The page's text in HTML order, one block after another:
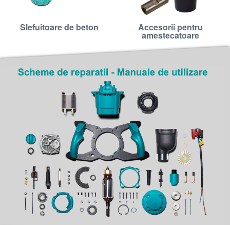
Slefuitoare de beton Accesorii pentru
amestecatoare